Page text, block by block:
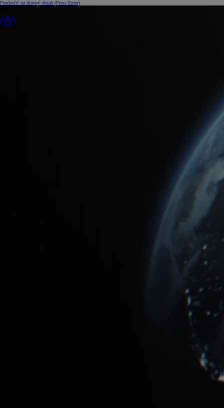
Preskočiť na hlavný obsah (Press Enter)